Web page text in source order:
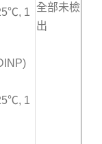
1
1
全部未檢
出